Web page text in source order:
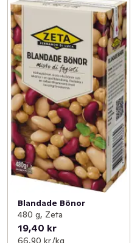
Blandade Bönor
480 g, Zeta
19,40 kr
66,90 kr /kg